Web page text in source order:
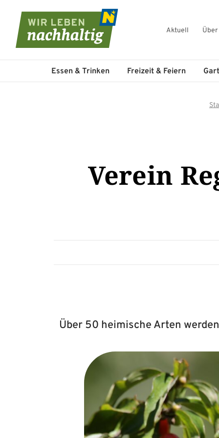
Aktuell Über
Navigation überspringen
Essen & Trinken Freizeit & Feiern
Verein
Über 50 heimische Arten